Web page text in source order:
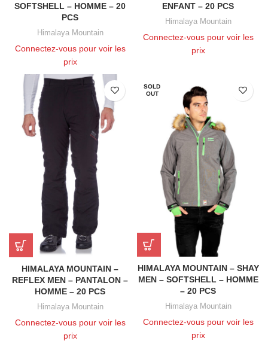
SOFTSHELL – HOMME – 20
PCS
Himalaya Mountain
Connectez-vous pour voir les
prix
ENFANT – 20 PCS
Himalaya Mountain
Connectez-vous pour voir les
prix
HIMALAYA MOUNTAIN –
REFLEX MEN – PANTALON –
HOMME – 20 PCS
Himalaya Mountain
Connectez-vous pour voir les
prix
SOLD
OUT
HIMALAYA MOUNTAIN – SHAY
MEN – SOFTSHELL – HOMME
– 20 PCS
Himalaya Mountain
Connectez-vous pour voir les
prix